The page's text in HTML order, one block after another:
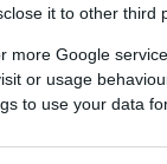
it to other third
more Google
or usage
to use your data
nincs elkésve
be« ennyire ez a